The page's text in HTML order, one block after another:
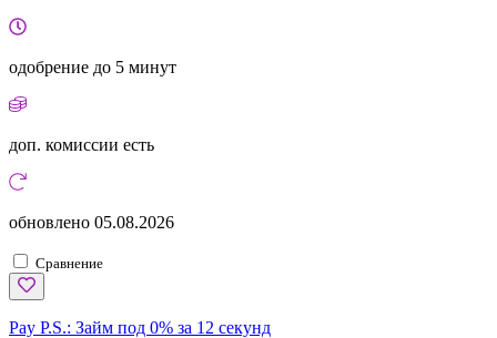
одобрение до 5 минут
доп. комиссии есть
обновлено 05.08.2026
Сравнение
Pay P.S.: Займ под 0% за 12 секунд